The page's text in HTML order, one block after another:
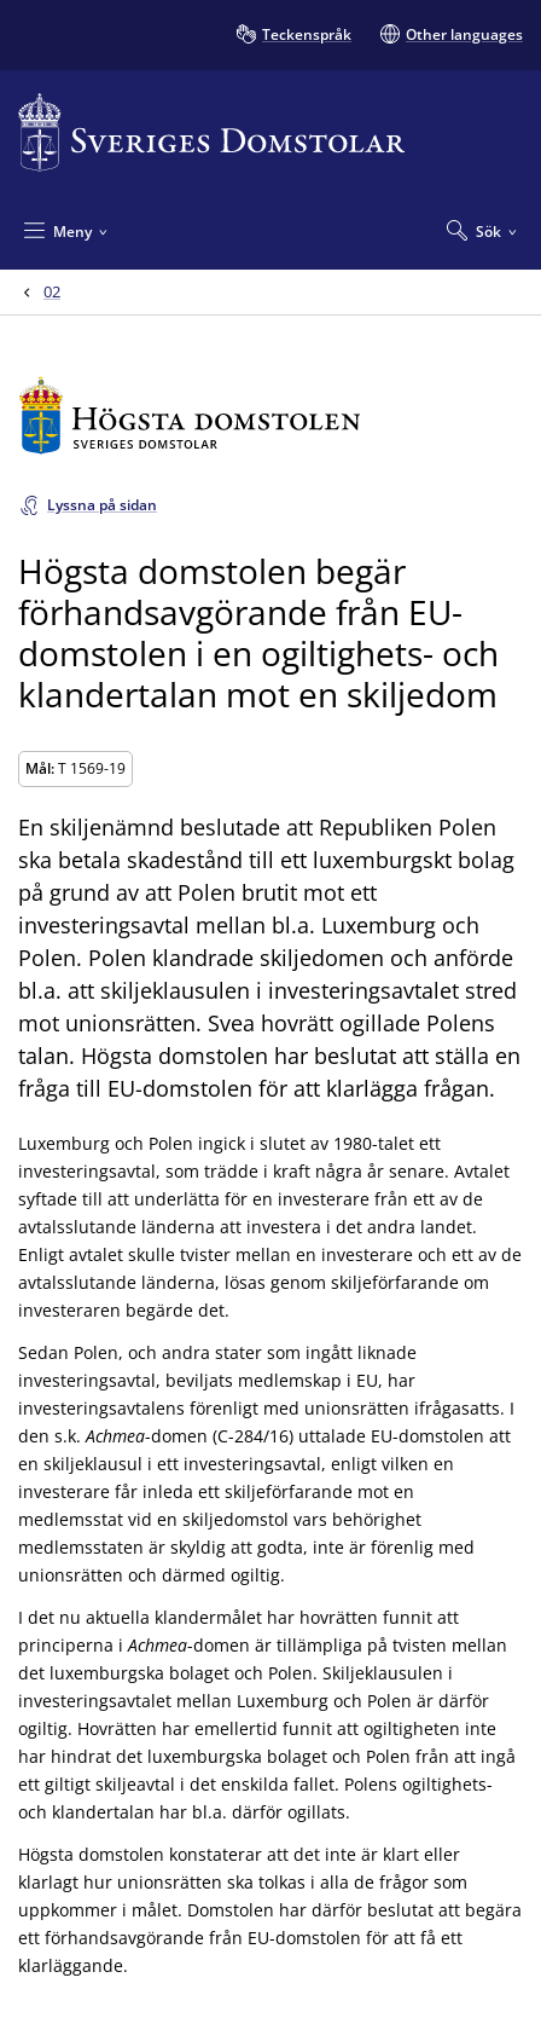
Teckenspråk Other languages
Sök
Meny
02
Lyssna på sidan
Högsta domstolen begär
förhandsavgörande från EU-
domstolen i en ogiltighets- och
klandertalan mot en skiljedom
Mål:T 1569-19
En skiljenämnd beslutade att Republiken Polen
ska betala skadestånd till ett luxemburgskt bolag
på grund av att Polen brutit mot ett
investeringsavtal mellan bl.a. Luxemburg och
Polen. Polen klandrade skiljedomen och anförde
bl.a. att skiljeklausulen i investeringsavtalet stred
mot unionsrätten. Svea hovrätt ogillade Polens
talan. Högsta domstolen har beslutat att ställa en
fråga till EU-domstolen för att klarlägga frågan.
Luxemburg och Polen ingick i slutet av 1980-talet ett
investeringsavtal, som trädde i kraft några år senare. Avtalet
syftade till att underlätta för en investerare från ett av de
avtalsslutande länderna att investera i det andra landet.
Enligt avtalet skulle tvister mellan en investerare och ett av de
avtalsslutande länderna, lösas genom skiljeförfarande om
investeraren begärde det.
Sedan Polen, och andra stater som ingått liknade
investeringsavtal, beviljats medlemskap i EU, har
investeringsavtalens förenligt med unionsrätten ifrågasatts. I
den s.k.Achmea-domen (C-284/16) uttalade EU-domstolen att
en skiljeklausul i ett investeringsavtal, enligt vilken en
investerare får inleda ett skiljeförfarande mot en
medlemsstat vid en skiljedomstol vars behörighet
medlemsstaten är skyldig att godta, inte är förenlig med
unionsrätten och därmed ogiltig.
I det nu aktuella klandermålet har hovrätten funnit att
principerna iAchmea-domen är tillämpliga på tvisten mellan
det luxemburgska bolaget och Polen. Skiljeklausulen i
investeringsavtalet mellan Luxemburg och Polen är därför
ogiltig. Hovrätten har emellertid funnit att ogiltigheten inte
har hindrat det luxemburgska bolaget och Polen från att ingå
ett giltigt skiljeavtal i det enskilda fallet. Polens ogiltighets-
och klandertalan har bl.a. därför ogillats.
Högsta domstolen konstaterar att det inte är klart eller
klarlagt hur unionsrätten ska tolkas i alla de frågor som
uppkommer i målet. Domstolen har därför beslutat att begära
ett förhandsavgörande från EU-domstolen för att få ett
klarläggande.